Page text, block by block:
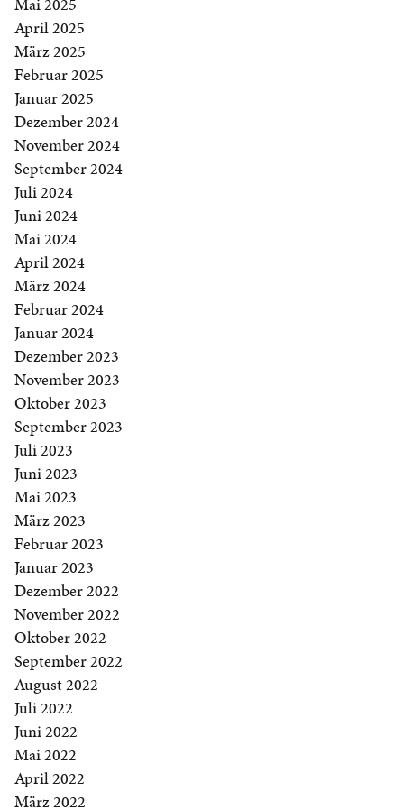
April 2025
März 2025
Februar 2025
Januar 2025
Dezember 2024
November 2024
September 2024
Juli 2024
Juni 2024
Mai 2024
April 2024
März 2024
Februar 2024
Januar 2024
Dezember 2023
November 2023
Oktober 2023
September 2023
Juli 2023
Juni 2023
Mai 2023
März 2023
Februar 2023
Januar 2023
Dezember 2022
November 2022
Oktober 2022
September 2022
August 2022
Juli 2022
Juni 2022
Mai 2022
April 2022
März 2022